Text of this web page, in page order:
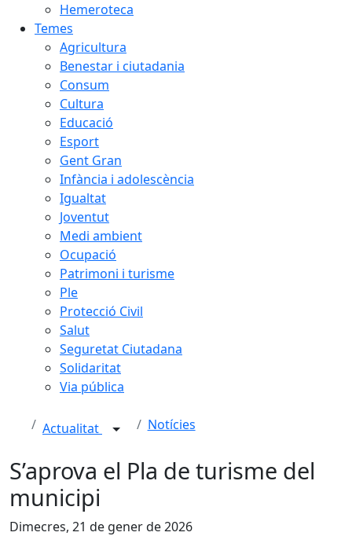
Hemeroteca
Temes
Agricultura
Benestar i ciutadania
Consum
Cultura
Educació
Esport
Gent Gran
Infància i adolescència
Igualtat
Joventut
Medi ambient
Ocupació
Patrimoni i turisme
Ple
Protecció Civil
Salut
Seguretat Ciutadana
Solidaritat
Via pública
Actualitat Notícies
S’aprova el Pla de turisme del
municipi
Dimecres, 21 de gener de 2026